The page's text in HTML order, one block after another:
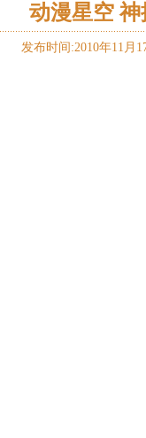
动漫星空
发布时间:2010年11月